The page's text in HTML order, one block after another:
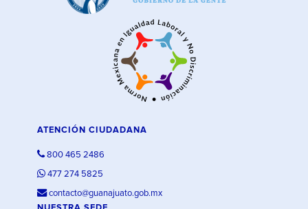
ATENCIÓN CIUDADANA
800 465 2486
477 274 5825
contacto@guanajuato.gob.mx